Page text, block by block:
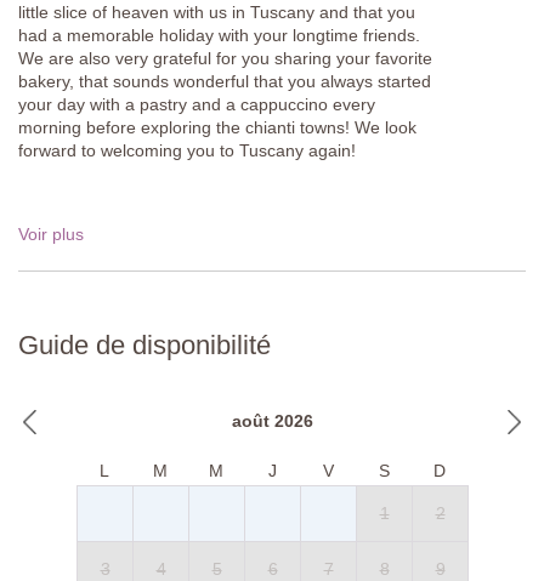
little slice of heaven with us in Tuscany and that you
had a memorable holiday with your longtime friends.
We are also very grateful for you sharing your favorite
bakery, that sounds wonderful that you always started
your day with a pastry and a cappuccino every
morning before exploring the chianti towns! We look
forward to welcoming you to Tuscany again!
Voir plus
Guide de disponibilité
août 2026
L M M J V S D
1 2
3 4 5 6 7 8 9